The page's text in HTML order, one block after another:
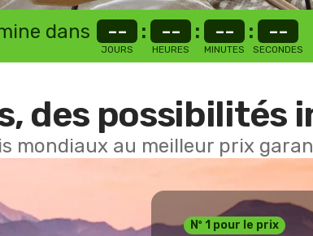
dans --
JOURS
: --
HEURES
: --
MINUTES
: --
SECONDES
des possibilités
mondiaux au meilleur prix
Nº 1 pour le prix